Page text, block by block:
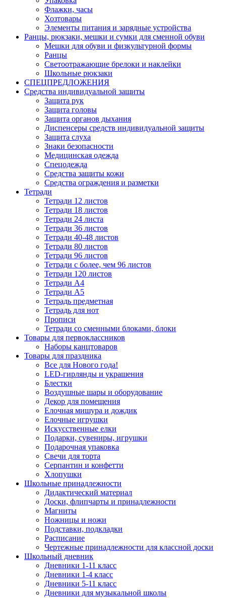
Флажки, часы
Хозтовары
Элементы питания и зарядные устройства
Ранцы, рюкзаки, мешки и сумки для сменной обуви
Мешки для обуви и физкультурной формы
Ранцы
Светоотражающие брелоки и наклейки
Школьные рюкзаки
СПЕЦПРЕДЛОЖЕНИЯ
Средства индивидуальной защиты
Защита рук
Защита головы
Защита органов дыхания
Диспенсеры средств индивидуальной защиты
Защита слуха
Знаки безопасности
Медицинская одежда
Спецодежда
Средства защиты кожи
Средства ограждения и разметки
Тетради
Тетради 12 листов
Тетради 18 листов
Тетради 24 листа
Тетради 36 листов
Тетради 40-48 листов
Тетради 80 листов
Тетради 96 листов
Тетради с более, чем 96 листов
Тетради 120 листов
Тетради А4
Тетради А5
Тетрадь предметная
Тетрадь для нот
Прописи
Тетради со сменными блоками, блоки
Товары для первоклассников
Наборы канцтоваров
Товары для праздника
Все для Нового года!
LED-гирлянды и украшения
Блестки
Воздушные шары и оборудование
Декор для помещения
Елочная мишура и дождик
Елочные игрушки
Искусственные елки
Подарки, сувениры, игрушки
Подарочная упаковка
Свечи для торта
Серпантин и конфетти
Хлопушки
Школьные принадлежности
Дидактический материал
Доски, флипчарты и принадлежности
Магниты
Ножницы и ножи
Подставки, подкладки
Расписание
Чертежные принадлежности для классной доски
Школьный дневник
Дневники 1-11 класс
Дневники 1-4 класс
Дневники 5-11 класс
Дневники для музыкальной школы